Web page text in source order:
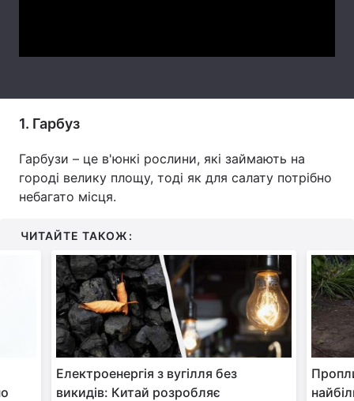
1. Гарбуз
Гарбузи – це в'юнкі рослини, які займають на
городі велику площу, тоді як для салату потрібно
небагато місця.
ЧИТАЙТЕ ТАКОЖ:
Електроенергія з вугілля без
викидів: Китай розробляє